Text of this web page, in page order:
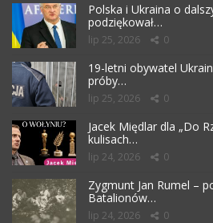
Polska i Ukraina o
podziękował…
lip 25, 2026 0
19-letni obywatel
próby…
lip 25, 2026 0
Jacek Międlar dla „Do
kulisach…
lip 24, 2026 0
Zygmunt Jan Rumel –
Batalionów…
lip 24, 2026 0